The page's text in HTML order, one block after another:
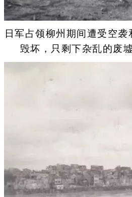
日军占领柳州期间遭受空
毁坏，只剩下杂乱的废